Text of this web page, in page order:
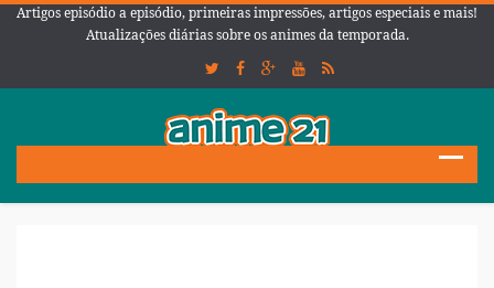
Artigos episódio a episódio, primeiras impressões, artigos especiais e mais!
Atualizações diárias sobre os animes da temporada.